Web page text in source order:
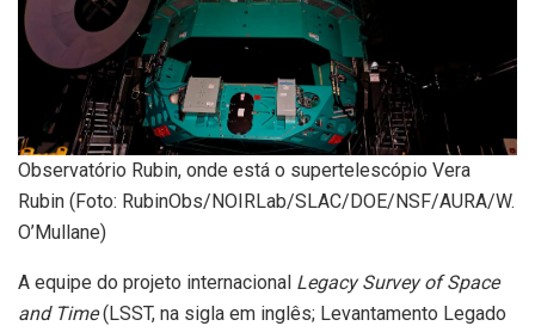
Observatório Rubin, onde está o supertelescópio Vera
Rubin (Foto: RubinObs/NOIRLab/SLAC/DOE/NSF/AURA/W.
O’Mullane)
A equipe do projeto internacional Legacy Survey of Space
and Time(LSST, na sigla em inglês; Levantamento Legado